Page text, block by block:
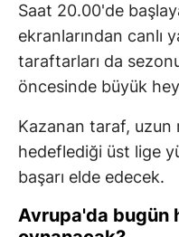
Saat 20.00'de
ekranlarından canlı
taraftarları da
öncesinde büyük
Kazanan taraf, uzun
hedeflediği üst lige
başarı elde edecek.
Avrupa'da bugün